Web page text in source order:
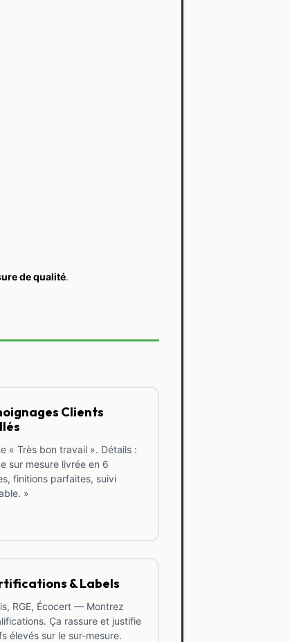
de qualité.
Clients
« Très bon travail ». Détails :
sur mesure livrée en 6
finitions parfaites, suivi
»
& Labels
RGE, Écocert — Montrez
Ça rassure et justifie
élevés sur le sur-mesure.